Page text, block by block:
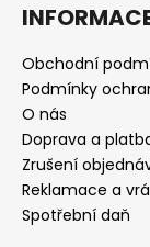
Obchodní
Podmínky
O nás
Doprava a
Zrušení
Reklamace a
Spotřební daň